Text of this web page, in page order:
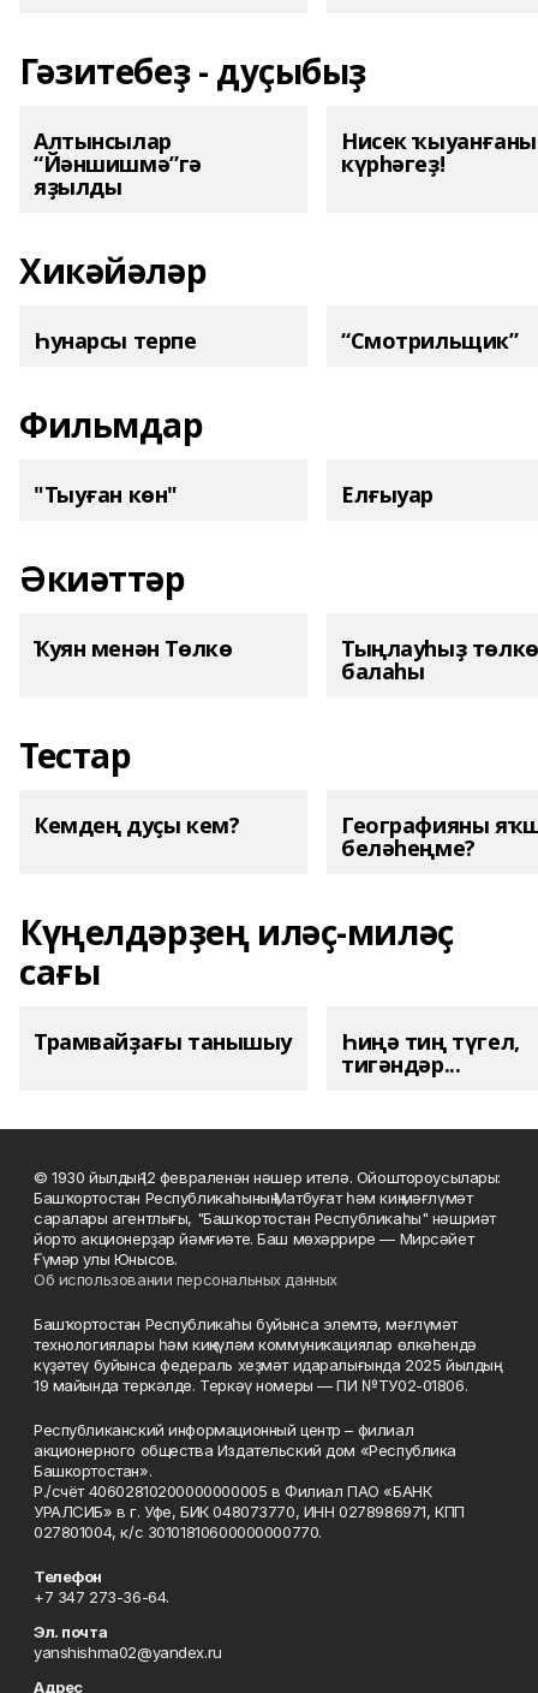
Гәзитебеҙ - дуҫыбыҙ
Алтынсылар
“Йәншишмә”гә
яҙылды
Нисек
күрһәгеҙ!
Хикәйәләр
Һунарсы терпе “Смотрильщик”
Фильмдар
"Тыуған көн" Елғыуар
Әкиәттәр
Ҡуян менән Төлкө Тыңлауһыҙ төлкө
балаһы
Тестар
Кемдең дуҫы кем? Географияны
беләһеңме?
Күңелдәрҙең иләҫ-миләҫ
сағы
Трамвайҙағы танышыу Һиңә тиң түгел,
тигәндәр...
© 1930 йылдың 12 февраленән нәшер ителә. Ойоштороусылары:
Башҡортостан Республикаһының Матбуғат һәм киң мәғлүмәт
саралары агентлығы, "Башҡортостан Республикаһы" нәшриәт
йорто акционерҙар йәмғиәте. Баш мөхәррире — Мирсәйет
Ғүмәр улы Юнысов.
Об использовании персональных данных
Башҡортостан Республикаһы буйынса элемтә, мәғлүмәт
технологиялары һәм киңкүләм коммуникациялар өлкәһендә
күҙәтеү буйынса федераль хеҙмәт идаралығында 2025 йылдың
19 майында теркәлде. Теркәү номеры — ПИ №ТУ02-01806.
Республиканский информационный центр – филиал
акционерного общества Издательский дом «Республика
Башкортостан».
Р./счёт 40602810200000000005 в Филиал ПАО «БАНК
УРАЛСИБ» в г. Уфе, БИК 048073770, ИНН 0278986971, КПП
027801004, к/с 30101810600000000770.
Телефон
+7 347 273-36-64.
Эл. почта
yanshishma02@yandex.ru
Адрес